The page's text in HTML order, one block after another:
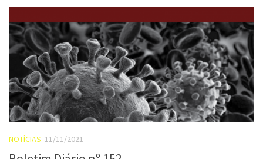
NOTÍCIAS 11/11/2021